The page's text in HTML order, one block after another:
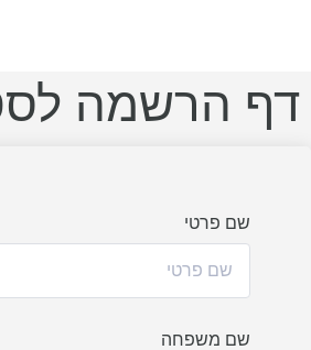
דף הרשמה
שם פרטי
שם משפחה